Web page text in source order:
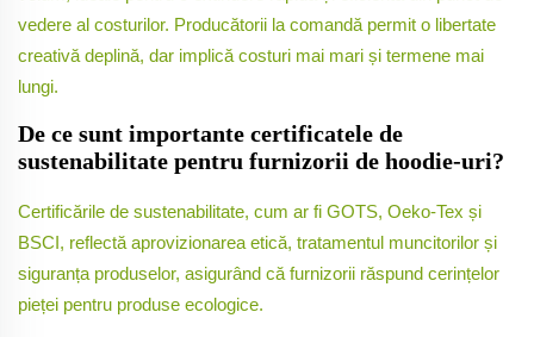
vedere al costurilor. Producătorii la comandă permit o libertate
creativă deplină, dar implică costuri mai mari și termene mai
lungi.
De ce sunt importante certificatele de
sustenabilitate pentru furnizorii de hoodie-uri?
Certificările de sustenabilitate, cum ar fi GOTS, Oeko-Tex și
BSCI, reflectă aprovizionarea etică, tratamentul muncitorilor și
siguranța produselor, asigurând că furnizorii răspund cerințelor
pieței pentru produse ecologice.